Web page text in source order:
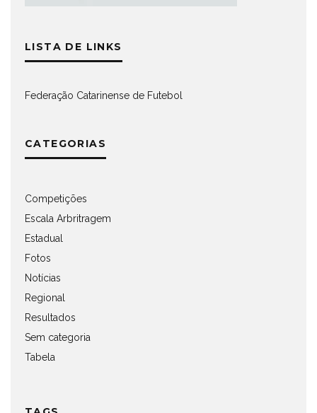
LISTA DE LINKS
Federação Catarinense de Futebol
CATEGORIAS
Competições
Escala Arbritragem
Estadual
Fotos
Notícias
Regional
Resultados
Sem categoria
Tabela